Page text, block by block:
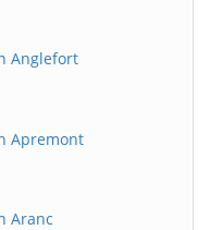
Anglefort
Apremont
Aranc